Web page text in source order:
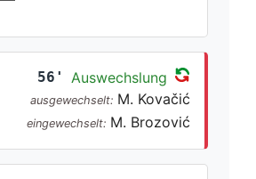
56' Auswechslung
ausgewechselt: M. Kovačić
eingewechselt: M. Brozović